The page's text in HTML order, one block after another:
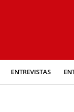
ENTREVISTAS